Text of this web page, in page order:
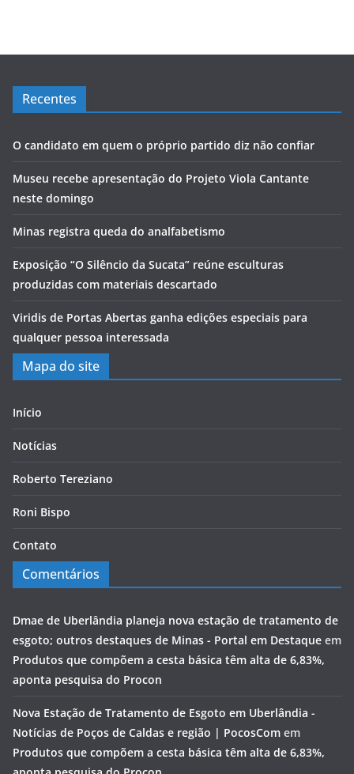
Recentes
O candidato em quem o próprio partido diz não confiar
Museu recebe apresentação do Projeto Viola Cantante
neste domingo
Minas registra queda do analfabetismo
Exposição “O Silêncio da Sucata” reúne esculturas
produzidas com materiais descartado
Viridis de Portas Abertas ganha edições especiais para
qualquer pessoa interessada
Mapa do site
Início
Notícias
Roberto Tereziano
Roni Bispo
Contato
Comentários
Dmae de Uberlândia planeja nova estação de tratamento de
esgoto; outros destaques de Minas - Portal em Destaque em
Produtos que compõem a cesta básica têm alta de 6,83%,
aponta pesquisa do Procon
Nova Estação de Tratamento de Esgoto em Uberlândia -
Notícias de Poços de Caldas e região | PocosCom em
Produtos que compõem a cesta básica têm alta de 6,83%,